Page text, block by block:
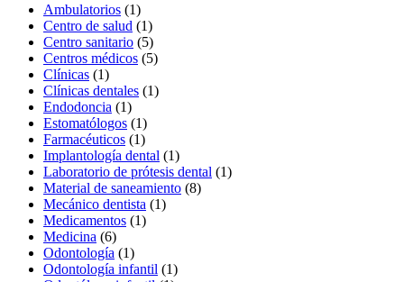
Ambulatorios (1)
Centro de salud (1)
Centro sanitario (5)
Centros médicos (5)
Clínicas (1)
Clínicas dentales (1)
Endodoncia (1)
Estomatólogos (1)
Farmacéuticos (1)
Implantología dental (1)
Laboratorio de prótesis dental (1)
Material de saneamiento (8)
Mecánico dentista (1)
Medicamentos (1)
Medicina (6)
Odontología (1)
Odontología infantil (1)